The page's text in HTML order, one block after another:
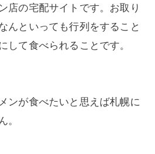
店の宅配サイトです。お取り
んといっても行列をすること
して食べられることです。
ンが食べたいと思えば札幌に
。